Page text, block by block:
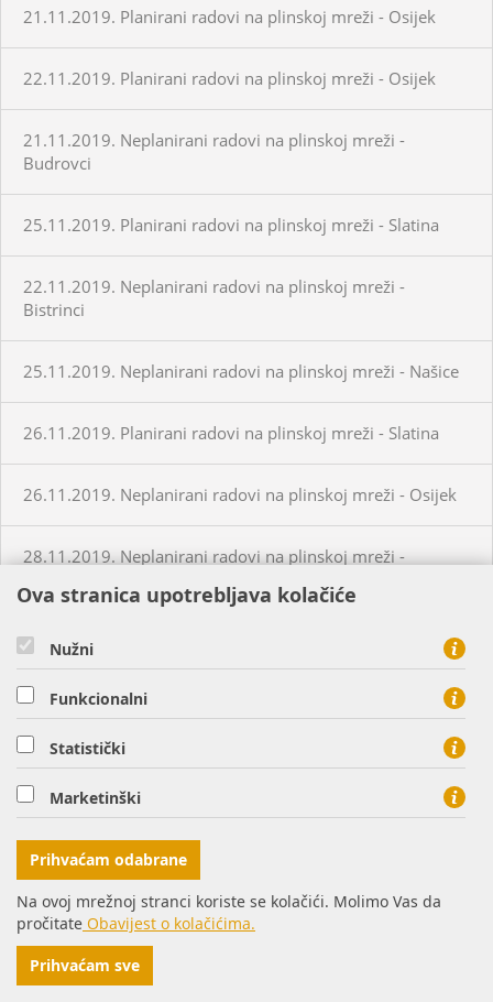
21.11.2019. Planirani radovi na plinskoj mreži - Osijek
22.11.2019. Planirani radovi na plinskoj mreži - Osijek
21.11.2019. Neplanirani radovi na plinskoj mreži -
Budrovci
25.11.2019. Planirani radovi na plinskoj mreži - Slatina
22.11.2019. Neplanirani radovi na plinskoj mreži -
Bistrinci
25.11.2019. Neplanirani radovi na plinskoj mreži - Našice
26.11.2019. Planirani radovi na plinskoj mreži - Slatina
26.11.2019. Neplanirani radovi na plinskoj mreži - Osijek
28.11.2019. Neplanirani radovi na plinskoj mreži -
29.11.2019. Neplanirani radovi na plinskoj mreži -
Petrijevci
05.12.2019. Neplanirani radovi na plinskoj mreži - Šag
07.12.2019. Neplanirani radovi na plinskoj mreži -
Bistrinci
09.12.2019. Neplanirani radovi na plinskoj mreži -
Bistrinci
10.12.2019. Planirani radovi na plinskoj mreži - Slatina
Ova stranica upotrebljava kolačiće
Nužni
Funkcionalni
Statistički
Marketinški
Prihvaćam odabrane
Na ovoj mrežnoj stranci koriste se kolačići. Molimo Vas da
pročitate Obavijest o kolačićima.
Prihvaćam sve